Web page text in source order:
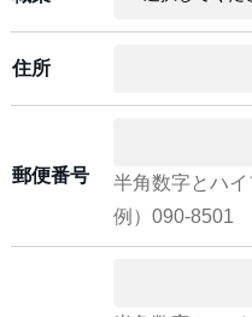
住所
郵便番号
半角数字とハイ
例）090-8501